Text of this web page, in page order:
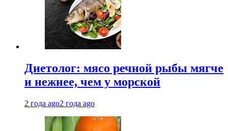
Диетолог: мясо речной рыбы мягче
и нежнее, чем у морской
2 года ago2 года ago